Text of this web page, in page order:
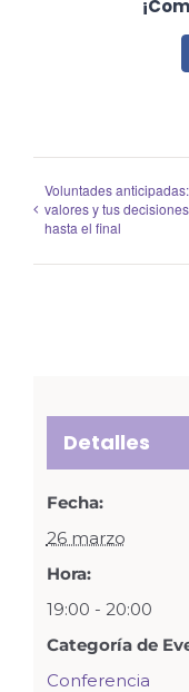
Voluntades
valores y tus
hasta el final
Detalles
Fecha:
26 marzo
Hora:
19:00 - 20:00
Categoría de
Conferencia